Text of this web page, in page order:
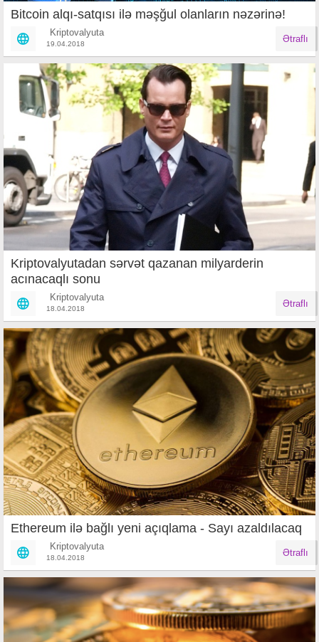
Bitcoin alqı-satqısı ilə məşğul olanların nəzərinə!
Kriptovalyuta
19.04.2018 Ətraflı
Kriptovalyutadan sərvət qazanan milyarderin
acınacaqlı sonu
Kriptovalyuta
18.04.2018 Ətraflı
Ethereum ilə bağlı yeni açıqlama - Sayı azaldılacaq
Kriptovalyuta
18.04.2018 Ətraflı